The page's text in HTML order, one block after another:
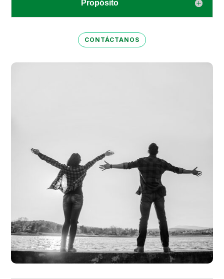
Propósito
CONTÁCTANOS